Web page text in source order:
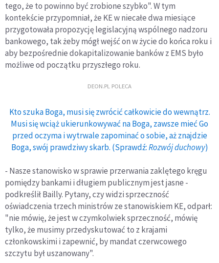
tego, że to powinno być zrobione szybko". W tym
kontekście przypomniał, że KE w niecałe dwa miesiące
przygotowała propozycję legislacyjną wspólnego nadzoru
bankowego, tak żeby mógł wejść on w życie do końca roku i
aby bezpośrednie dokapitalizowanie banków z EMS było
możliwe od początku przyszłego roku.
DEON.PL POLECA
Kto szuka Boga, musi się zwrócić całkowicie do wewnątrz.
Musi się wciąż ukierunkowywać na Boga, zawsze mieć Go
przed oczyma i wytrwale zapominać o sobie, aż znajdzie
Boga, swój prawdziwy skarb. (Sprawdź:Rozwój duchowy)
- Nasze stanowisko w sprawie przerwania zaklętego kręgu
pomiędzy bankami i długiem publicznym jest jasne -
podkreślił Bailly. Pytany, czy widzi sprzeczność
oświadczenia trzech ministrów ze stanowiskiem KE, odparł:
"nie mówię, że jest w czymkolwiek sprzeczność, mówię
tylko, że musimy przedyskutować to z krajami
członkowskimi i zapewnić, by mandat czerwcowego
szczytu był uszanowany".